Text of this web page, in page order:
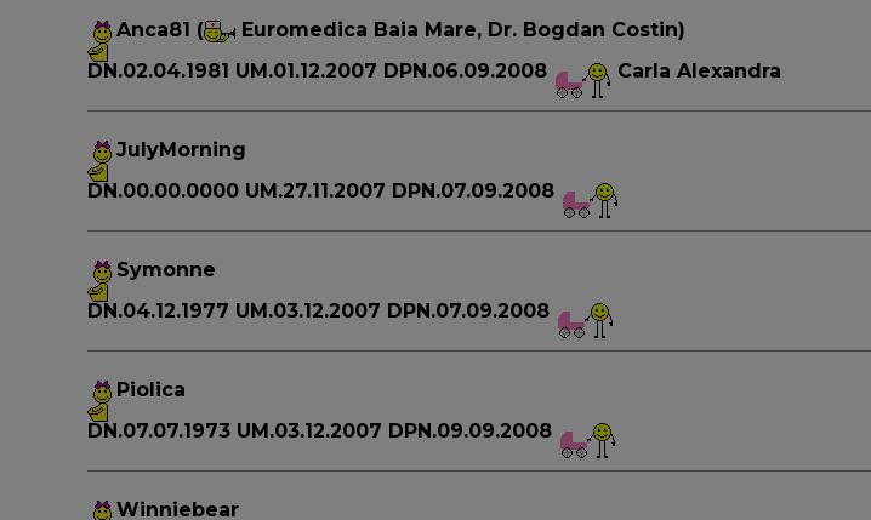
Anca81 (
Euromedica Baia Mare, Dr. Bogdan Costin)
DN.02.04.1981 UM.01.12.2007 DPN.06.09.2008
Carla Alexandra
JulyMorning
DN.00.00.0000 UM.27.11.2007 DPN.07.09.2008
Symonne
DN.04.12.1977 UM.03.12.2007 DPN.07.09.2008
Piolica
DN.07.07.1973 UM.03.12.2007 DPN.09.09.2008
Winniebear